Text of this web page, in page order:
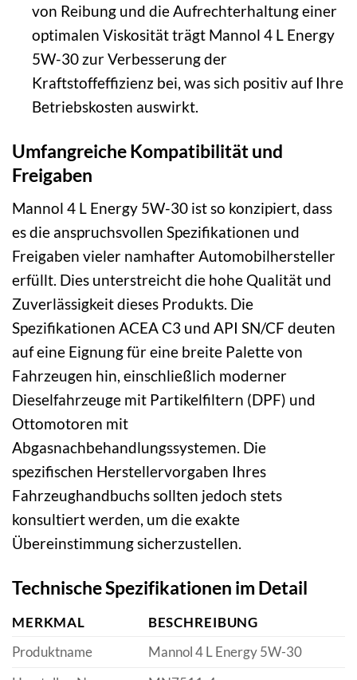
von Reibung und die Aufrechterhaltung einer
optimalen Viskosität trägt Mannol 4 L Energy
5W-30 zur Verbesserung der
Kraftstoffeffizienz bei, was sich positiv auf Ihre
Betriebskosten auswirkt.
Umfangreiche Kompatibilität und
Freigaben
Mannol 4 L Energy 5W-30 ist so konzipiert, dass
es die anspruchsvollen Spezifikationen und
Freigaben vieler namhafter Automobilhersteller
erfüllt. Dies unterstreicht die hohe Qualität und
Zuverlässigkeit dieses Produkts. Die
Spezifikationen ACEA C3 und API SN/CF deuten
auf eine Eignung für eine breite Palette von
Fahrzeugen hin, einschließlich moderner
Dieselfahrzeuge mit Partikelfiltern (DPF) und
Ottomotoren mit
Abgasnachbehandlungssystemen. Die
spezifischen Herstellervorgaben Ihres
Fahrzeughandbuchs sollten jedoch stets
konsultiert werden, um die exakte
Übereinstimmung sicherzustellen.
Technische Spezifikationen im Detail
MERKMAL
BESCHREIBUNG
Produktname
Mannol 4 L Energy 5W-30